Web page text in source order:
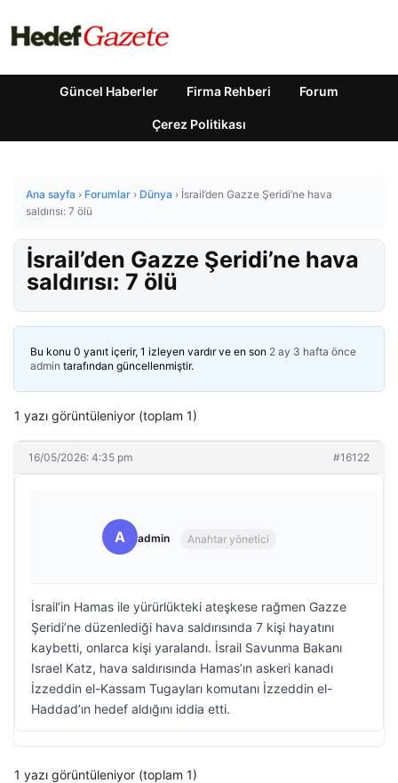
Güncel Haberler Firma Rehberi Forum
Çerez Politikası
Ana sayfa › Forumlar › Dünya › İsrail’den Gazze Şeridi’ne hava
saldırısı: 7 ölü
İsrail’den Gazze Şeridi’ne hava
saldırısı: 7 ölü
Bu konu 0 yanıt içerir, 1 izleyen vardır ve en son 2 ay 3 hafta önce
admin tarafından güncellenmiştir.
1 yazı görüntüleniyor (toplam 1)
16/05/2026: 4:35 pm #16122
A admin Anahtar yönetici
İsrail’in Hamas ile yürürlükteki ateşkese rağmen Gazze
Şeridi’ne düzenlediği hava saldırısında 7 kişi hayatını
kaybetti, onlarca kişi yaralandı. İsrail Savunma Bakanı
Israel Katz, hava saldırısında Hamas’ın askeri kanadı
İzzeddin el-Kassam Tugayları komutanı İzzeddin el-
Haddad’ın hedef aldığını iddia etti.
1 yazı görüntüleniyor (toplam 1)